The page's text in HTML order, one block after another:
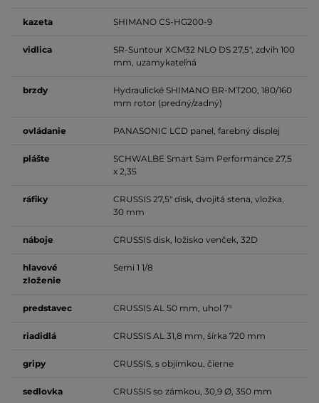
kazeta SHIMANO CS-HG200-9
vidlica
SR-Suntour XCM32 NLO DS 27,5", zdvih 100
mm, uzamykateľná
brzdy
Hydraulické SHIMANO BR-MT200, 180/160
mm rotor (predný/zadný)
ovládanie PANASONIC LCD panel, farebný displej
plášte
SCHWALBE Smart Sam Performance 27,5
x 2,35
ráfiky
CRUSSIS 27,5" disk, dvojitá stena, vložka,
30 mm
náboje CRUSSIS disk, ložisko venček, 32D
hlavové
zloženie
Semi 1 1/8
predstavec CRUSSIS AL 50 mm, uhol 7°
riadidlá CRUSSIS AL 31,8 mm, šírka 720 mm
gripy CRUSSIS, s objímkou, čierne
sedlovka CRUSSIS so zámkou, 30,9 Ø, 350 mm